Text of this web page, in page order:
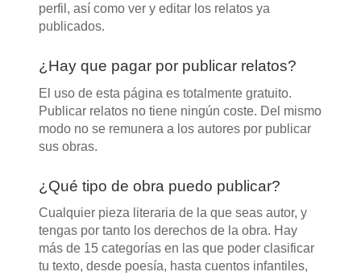
perfil, así como ver y editar los relatos ya
publicados.
¿Hay que pagar por publicar relatos?
El uso de esta página es totalmente gratuito.
Publicar relatos no tiene ningún coste. Del mismo
modo no se remunera a los autores por publicar
sus obras.
¿Qué tipo de obra puedo publicar?
Cualquier pieza literaria de la que seas autor, y
tengas por tanto los derechos de la obra. Hay
más de 15 categorías en las que poder clasificar
tu texto, desde poesía, hasta cuentos infantiles,